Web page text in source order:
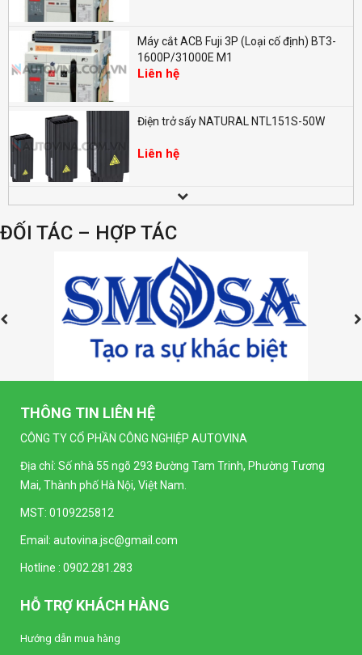
Máy cắt ACB Fuji 3P (Loại cố định) BT3-
1600P/31000E M1
Liên hệ
Điện trở sấy NATURAL NTL151S-50W
Liên hệ
Đồng hồ LED đo điện nặng dạng số SELEC
Liên hệ
Đồng hồ LED dạng số SELEC MV35-1
(96x96mm)
Liên hệ
Đồng hồ LED dạng số SELEC MA32-1
(96x96mm)
Đồng hồ kim Vôn kế SELEC AM-V-3-L
(96x96mm)
Liên hệ
(96x96mm)
Bộ điều khiển nhiệt độ Autonics TC4Y-N2N
ĐỐI TÁC – HỢP TÁC
THÔNG TIN LIÊN HỆ
CÔNG TY CỔ PHẦN CÔNG NGHIỆP AUTOVINA
Địa chỉ: Số nhà 55 ngõ 293 Đường Tam Trinh, Phường Tương
Mai, Thành phố Hà Nội, Việt Nam.
MST: 0109225812
Email: autovina.jsc@gmail.com
Hotline : 0902.281.283
HỖ TRỢ KHÁCH HÀNG
Hướng dẫn mua hàng